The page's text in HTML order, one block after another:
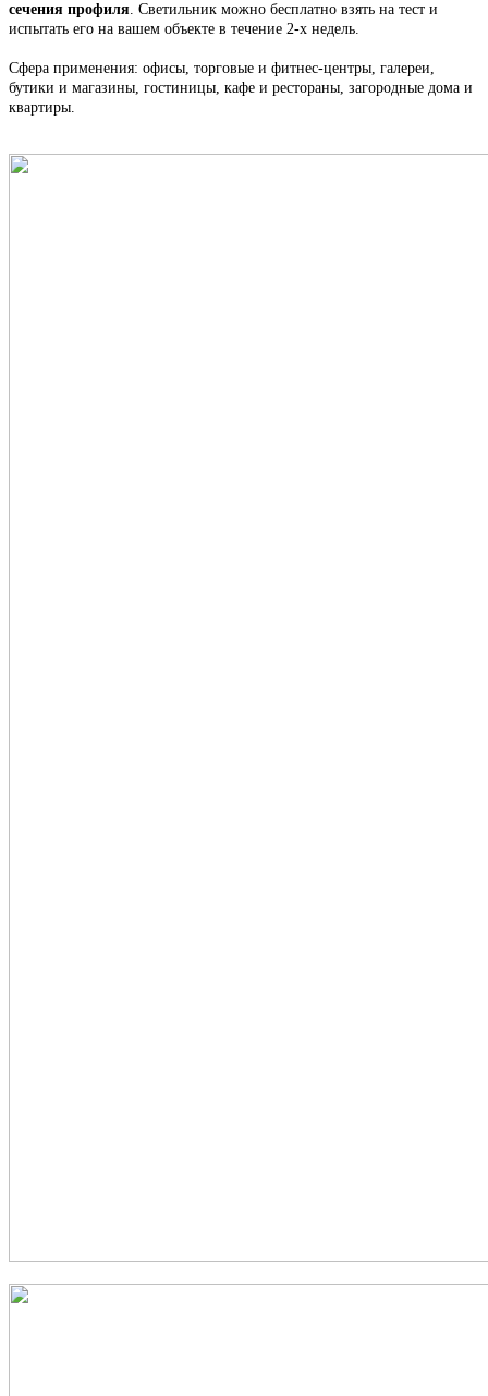
сечения профиля. Светильник можно бесплатно взять на тест и
испытать его на вашем объекте в течение 2-х недель.
Сфера применения: офисы, торговые и фитнес-центры, галереи,
бутики и магазины, гостиницы, кафе и рестораны, загородные дома и
квартиры.